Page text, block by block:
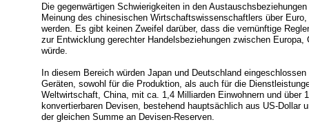
Die gegenwärtigen Schwierigkeiten in den
Meinung des chinesischen Wirtschaftswissenschaftlers über
werden. Es gibt keinen Zweifel darüber, dass die vernünftige
zur Entwicklung gerechter Handelsbeziehungen zwischen
würde.
In diesem Bereich würden Japan und Deutschland
Geräten, sowohl für die Produktion, als auch für die
Weltwirtschaft, China, mit ca. 1,4 Milliarden Einwohnern und über
konvertierbaren Devisen, bestehend hauptsächlich aus US-Dollar
der gleichen Summe an Devisen-Reserven.